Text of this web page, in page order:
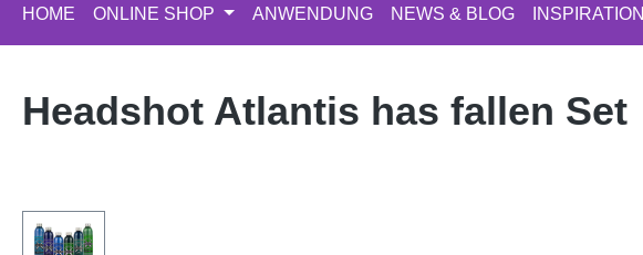
HOME ONLINE SHOP ANWENDUNG NEWS & BLOG INSPIRATION
Headshot Atlantis has fallen Set
Bildergalerie überspringen